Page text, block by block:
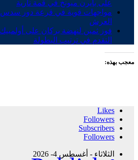
على بايرن ميونخ في قمة نارية
مواجهات قوية في قرعة دور
العرش
فوز ثمين لنهضة بركان على
التقدم في ترتيب البطولة
معجب بهذه:
Likes
Followers
Subscribers
Followers
الثلاثاء - أغسطس 4- 2026